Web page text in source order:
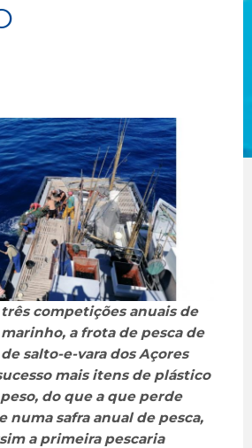
competições anuais de
a frota de pesca de
salto-e-vara dos Açores
mais itens de plástico
do que a que perde
numa safra anual de pesca,
a primeira pescaria